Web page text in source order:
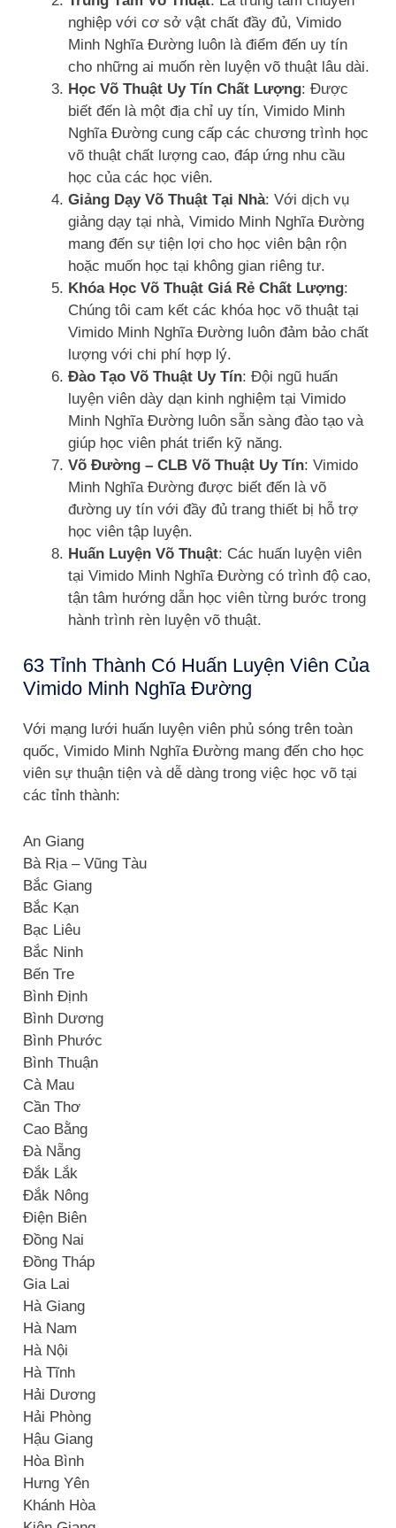
nghiệp với cơ sở vật chất đầy đủ, Vimido
Minh Nghĩa Đường luôn là điểm đến uy tín
cho những ai muốn rèn luyện võ thuật lâu dài.
Học Võ Thuật Uy Tín Chất Lượng: Được
biết đến là một địa chỉ uy tín, Vimido Minh
Nghĩa Đường cung cấp các chương trình học
võ thuật chất lượng cao, đáp ứng nhu cầu
học của các học viên.
Giảng Dạy Võ Thuật Tại Nhà: Với dịch vụ
giảng dạy tại nhà, Vimido Minh Nghĩa Đường
mang đến sự tiện lợi cho học viên bận rộn
hoặc muốn học tại không gian riêng tư.
Khóa Học Võ Thuật Giá Rẻ Chất Lượng:
Chúng tôi cam kết các khóa học võ thuật tại
Vimido Minh Nghĩa Đường luôn đảm bảo chất
lượng với chi phí hợp lý.
Đào Tạo Võ Thuật Uy Tín: Đội ngũ huấn
luyện viên dày dạn kinh nghiệm tại Vimido
Minh Nghĩa Đường luôn sẵn sàng đào tạo và
giúp học viên phát triển kỹ năng.
Võ Đường – CLB Võ Thuật Uy Tín: Vimido
Minh Nghĩa Đường được biết đến là võ
đường uy tín với đầy đủ trang thiết bị hỗ trợ
học viên tập luyện.
Huấn Luyện Võ Thuật: Các huấn luyện viên
tại Vimido Minh Nghĩa Đường có trình độ cao,
tận tâm hướng dẫn học viên từng bước trong
hành trình rèn luyện võ thuật.
63 Tỉnh Thành Có Huấn Luyện Viên Của
Vimido Minh Nghĩa Đường
Với mạng lưới huấn luyện viên phủ sóng trên toàn
quốc, Vimido Minh Nghĩa Đường mang đến cho học
viên sự thuận tiện và dễ dàng trong việc học võ tại
các tỉnh thành:
An Giang
Bà Rịa – Vũng Tàu
Bắc Giang
Bắc Kạn
Bạc Liêu
Bắc Ninh
Bến Tre
Bình Định
Bình Dương
Bình Phước
Bình Thuận
Cà Mau
Cần Thơ
Cao Bằng
Đà Nẵng
Đắk Lắk
Đắk Nông
Điện Biên
Đồng Nai
Đồng Tháp
Gia Lai
Hà Giang
Hà Nam
Hà Nội
Hà Tĩnh
Hải Dương
Hải Phòng
Hậu Giang
Hòa Bình
Hưng Yên
Khánh Hòa